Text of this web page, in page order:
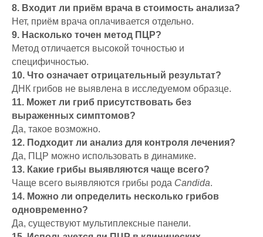
8. Входит ли приём врача в стоимость анализа?
Нет, приём врача оплачивается отдельно.
9. Насколько точен метод ПЦР?
Метод отличается высокой точностью и
специфичностью.
10. Что означает отрицательный результат?
ДНК грибов не выявлена в исследуемом образце.
11. Может ли гриб присутствовать без
выраженных симптомов?
Да, такое возможно.
12. Подходит ли анализ для контроля лечения?
Да, ПЦР можно использовать в динамике.
13. Какие грибы выявляются чаще всего?
Чаще всего выявляются грибы рода Candida.
14. Можно ли определить несколько грибов
одновременно?
Да, существуют мультиплексные панели.